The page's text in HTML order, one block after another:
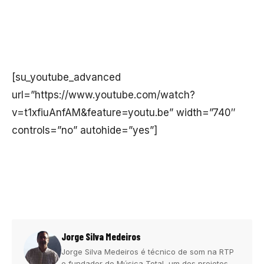
[su_youtube_advanced
url=”https://www.youtube.com/watch?
v=t1xfiuAnfAM&feature=youtu.be” width=”740″
controls=”no” autohide=”yes”]
Jorge Silva Medeiros
Jorge Silva Medeiros é técnico de som na RTP